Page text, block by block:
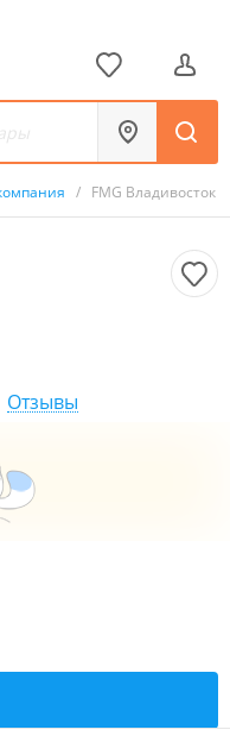
/ FMG Владивосток
Отзывы
3